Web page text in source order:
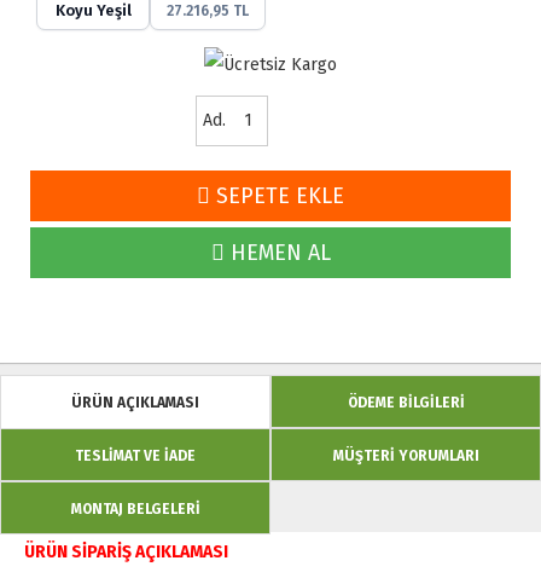
Koyu Yeşil 27.216,95 TL
Ad.
SEPETE EKLE
HEMEN AL
ÜRÜN AÇIKLAMASI ÖDEME BİLGİLERİ
TESLİMAT VE İADE MÜŞTERİ YORUMLARI
MONTAJ BELGELERI
ÜRÜN SİPARİŞ AÇIKLAMASI